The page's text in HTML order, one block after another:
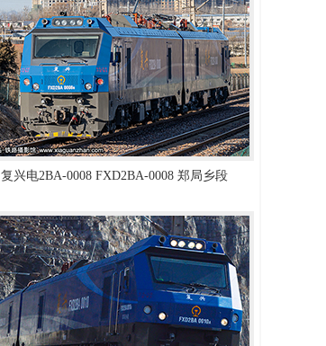
复兴电2BA-0008 FXD2BA-0008 郑局乡段